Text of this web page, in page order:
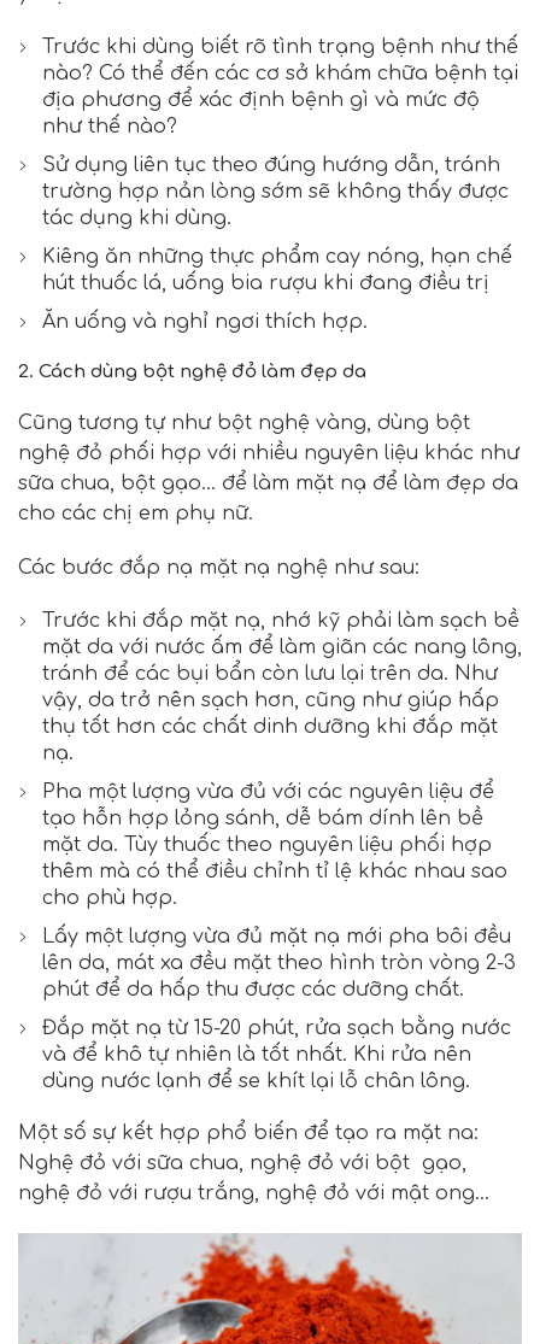
Trước khi dùng biết rõ tình trạng bệnh như thế
nào? Có thể đến các cơ sở khám chữa bệnh tại
địa phương để xác định bệnh gì và mức độ
như thế nào?
Sử dụng liên tục theo đúng hướng dẫn, tránh
trường hợp nản lòng sớm sẽ không thấy được
tác dụng khi dùng.
Kiêng ăn những thực phẩm cay nóng, hạn chế
hút thuốc lá, uống bia rượu khi đang điều trị
Ăn uống và nghỉ ngơi thích hợp.
2. Cách dùng bột nghệ đỏ làm đẹp da
Cũng tương tự như bột nghệ vàng, dùng bột
nghệ đỏ phối hợp với nhiều nguyên liệu khác như
sữa chua, bột gạo… để làm mặt nạ để làm đẹp da
cho các chị em phụ nữ.
Các bước đắp nạ mặt nạ nghệ như sau:
Trước khi đắp mặt nạ, nhớ kỹ phải làm sạch bề
mặt da với nước ấm để làm giãn các nang lông,
tránh để các bụi bẩn còn lưu lại trên da. Như
vậy, da trở nên sạch hơn, cũng như giúp hấp
thụ tốt hơn các chất dinh dưỡng khi đắp mặt
nạ.
Pha một lượng vừa đủ với các nguyên liệu để
tạo hỗn hợp lỏng sánh, dễ bám dính lên bề
mặt da. Tùy thuốc theo nguyên liệu phối hợp
thêm mà có thể điều chỉnh tỉ lệ khác nhau sao
cho phù hợp.
Lấy một lượng vừa đủ mặt nạ mới pha bôi đều
lên da, mát xa đều mặt theo hình tròn vòng 2-3
phút để da hấp thu được các dưỡng chất.
Đắp mặt nạ từ 15-20 phút, rửa sạch bằng nước
và để khô tự nhiên là tốt nhất. Khi rửa nên
dùng nước lạnh để se khít lại lỗ chân lông.
Một số sự kết hợp phổ biến để tạo ra mặt na:
Nghệ đỏ với sữa chua, nghệ đỏ với bột gạo,
nghệ đỏ với rượu trắng, nghệ đỏ với mật ong…